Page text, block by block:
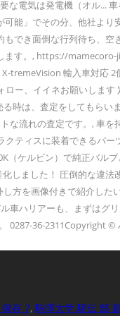
電気は発電機（オル...
能」でその分、他社よ
でき面倒な行列待ち、空
ます。, https://
輸入車対応 2
共感した方のみフォロー、イ
時は、査定をしてもら
流れの査定です。, 車
ティスに装着できるパー
ケルビン）で純正バル
しました！ 圧倒的な違
方を画像付きで紹介し
車ハリアーも、まずはグ
0287-36-2311Copyright
存 7,駒澤大学 駅伝 部